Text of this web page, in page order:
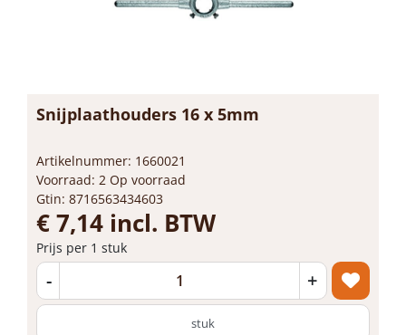
Snijplaathouders 16 x 5mm
Artikelnummer: 1660021
Voorraad: 2 Op voorraad
Gtin: 8716563434603
€ 7,14 incl. BTW
Prijs per 1 stuk
- +
stuk